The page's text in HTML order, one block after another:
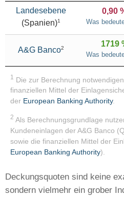
Landesebene
(Spanien)1
0,90
Was
A&G Banco2 1719
Was
1
Die zur Berechnung
finanziellen Mittel der
der European Banking Authority.
2 Als Berechnungsgrundlage
Kundeneinlagen der A&G Banco
sowie die finanziellen Mittel der
European Banking Authority).
Deckungsquoten sind keine
sondern vielmehr ein grober